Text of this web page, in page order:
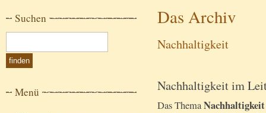
Suchen
Menü
Das Archiv
Nachhaltigkeit
Nachhaltigkeit im
Das Thema